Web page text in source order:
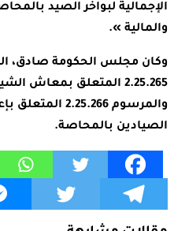
الإجمالية لبواخر الصيد
والمالية ».
وكان مجلس الحكومة صادق،
2.25.265 المتعلق بمعاش
والمرسوم
الصيادين بالمحاصة.